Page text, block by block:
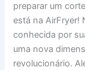
preparar um
está na AirFryer!
conhecida por
uma nova
revolucionário.